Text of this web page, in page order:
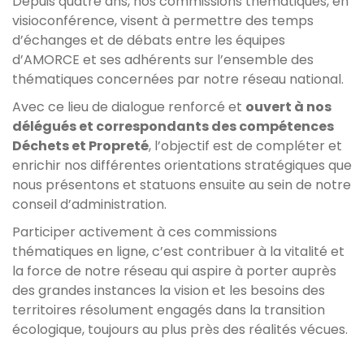
visioconférence, visent à permettre des temps
d’échanges et de débats entre les équipes
d’AMORCE et ses adhérents sur l’ensemble des
thématiques concernées par notre réseau national.
Avec ce lieu de dialogue renforcé et ouvert à nos
délégués et correspondants des compétences
Déchets et Propreté, l’objectif est de compléter et
enrichir nos différentes orientations stratégiques que
nous présentons et statuons ensuite au sein de notre
conseil d’administration.
Participer activement à ces commissions
thématiques en ligne, c’est contribuer à la vitalité et
la force de notre réseau qui aspire à porter auprès
des grandes instances la vision et les besoins des
territoires résolument engagés dans la transition
écologique, toujours au plus près des réalités vécues.